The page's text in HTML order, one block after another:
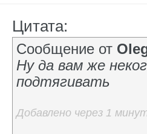
Цитата:
Сообщение от
Ну да вам же
подтягивать
Добавлено через 1